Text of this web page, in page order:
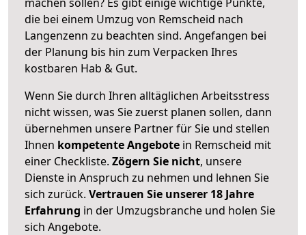
die bei einem Umzug von Remscheid nach
Langenzenn zu beachten sind. Angefangen bei
der Planung bis hin zum Verpacken Ihres
kostbaren Hab & Gut.
Wenn Sie durch Ihren alltäglichen Arbeitsstress
nicht wissen, was Sie zuerst planen sollen, dann
übernehmen unsere Partner für Sie und stellen
Ihnen kompetente Angebote in Remscheid mit
einer Checkliste. Zögern Sie nicht, unsere
Dienste in Anspruch zu nehmen und lehnen Sie
sich zurück. Vertrauen Sie unserer 18 Jahre
Erfahrung in der Umzugsbranche und holen Sie
sich Angebote.